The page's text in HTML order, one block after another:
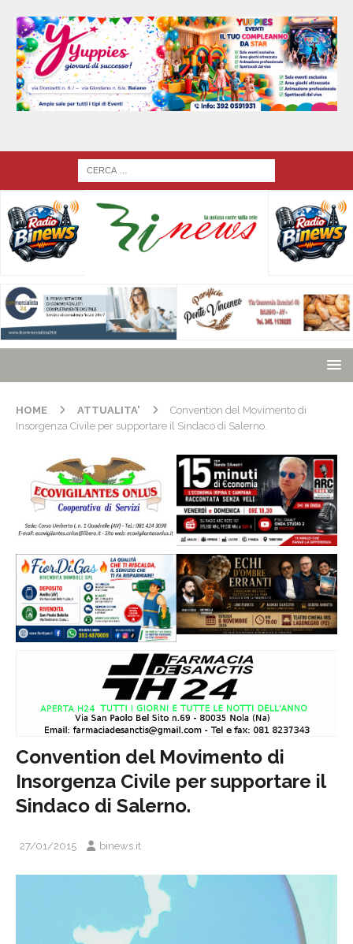
HOME ATTUALITA'
Convention del Movimento di
Insorgenza Civile per supportare il Sindaco di Salerno.
Convention del Movimento di
Insorgenza Civile per supportare il
Sindaco di Salerno.
27/01/2015 binews.it